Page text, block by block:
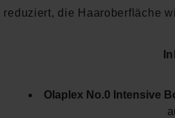
reduziert, die Haaroberfläche
Olaplex No.0 Intensive